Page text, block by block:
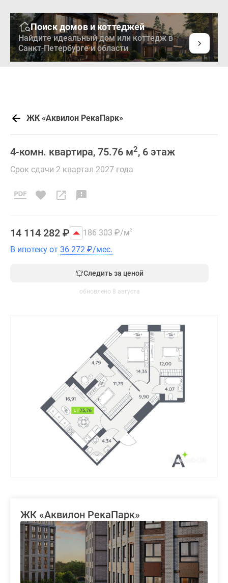
Поиск домов и коттеджей
Найдите идеальный дом или коттедж в
Санкт-Петербурге и области
ЖК «Аквилон РекаПарк»
4-комн. квартира, 75.76 м2, 6 этаж
Срок сдачи 2 квартал 2027 года
14 114 282 ₽ 186 303 ₽/м2
В ипотеку от 36 272 ₽/мес.
Следить за ценой
обновлено 8 августа
ЖК «Аквилон РекаПарк»